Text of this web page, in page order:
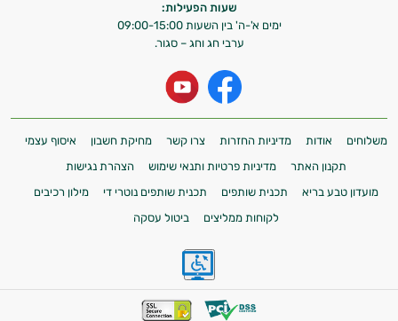
שעות הפעילות:
ימים א'-ה' בין השעות 09:00-15:00
ערבי חג וחג – סגור.
משלוחים אודות מדיניות החזרות צרו קשר מחיקת חשבון
איסוף עצמי
תקנון האתר
מדיניות פרטיות ותנאי שימוש
הצהרת נגישות
מועדון טבע בריא
תכנית שותפים תכנית שותפים נוטרי די
מילון רכיבים
לקוחות ממליצים
ביטול עסקה